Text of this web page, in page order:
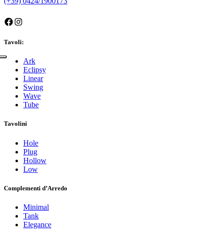
Facebook
Instagram
Tavoli:
Ark
Eclipsy
Linear
Swing
Wave
Tube
Tavolini
Hole
Plug
Hollow
Low
Complementi d’Arredo
Minimal
Tank
Elegance